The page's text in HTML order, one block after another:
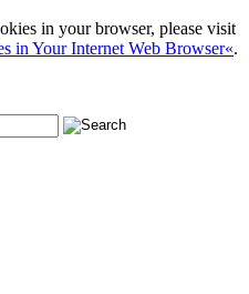
in your browser, please visit
in Your Internet Web Browser«.